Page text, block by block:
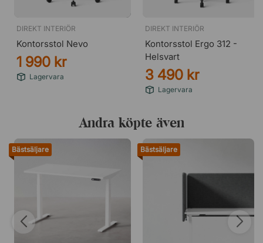
DIREKT INTERIÖR
Kontorsstol Nevo
1 990 kr
Lagervara
DIREKT INTERIÖR
Kontorsstol Ergo 312 -
Helsvart
3 490 kr
Lagervara
Andra köpte även
Bästsäljare Bästsäljare